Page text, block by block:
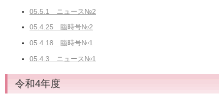
05.5.1 ニュース№2
05.4.25 臨時号№2
05.4.18 臨時号№1
05.4.3 ニュース№1
令和4年度